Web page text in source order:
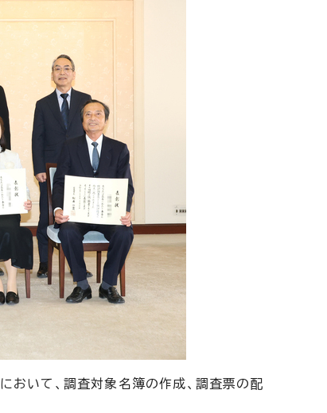
おいて、調査対象名簿の作成、調査票の配